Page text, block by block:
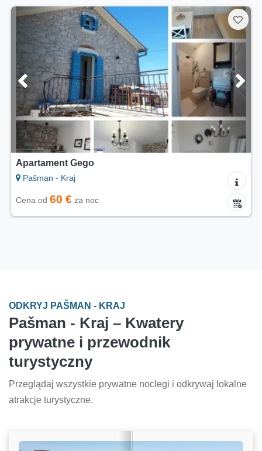
Apartament Bijeli
Pašman - Kraj
Cena od 50 € za noc
ODKRYJ PAŠMAN - KRAJ
Pašman - Kraj – Kwatery
prywatne i przewodnik
turystyczny
Przeglądaj wszystkie prywatne noclegi i odkrywaj lokalne
atrakcje turystyczne.